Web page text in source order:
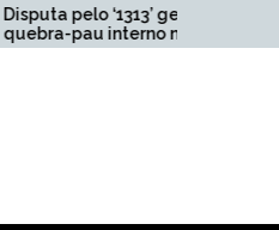
gera
no PT
Qual
vidro